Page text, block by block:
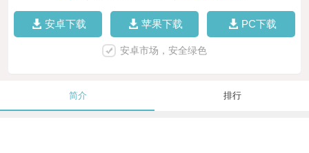
安卓下载 苹果下载 PC下载
安卓市场，安全绿色
简介 排行